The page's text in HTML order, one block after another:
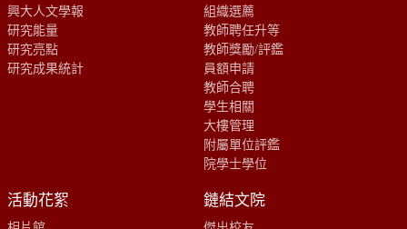
興大人文學報
研究能量
研究亮點
研究成果統計
組織選薦
教師聘任升等
教師獎勵/評鑑
員額申請
教師合聘
學生相關
大樓管理
附屬單位評鑑
院學士學位
活動花絮 鏈結文院